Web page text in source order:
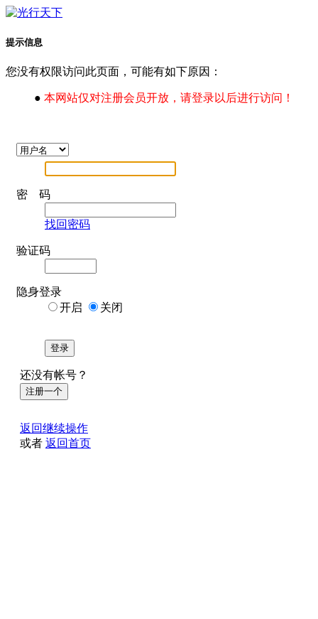
提示信息
您没有权限访问此页面，可能有如下原因：
● 本网站仅对注册会员开放，请登录以后进行访问！
密 码
找回密码
验证码
隐身登录
开启
关闭
登录
还没有帐号？
注册一个
返回继续操作
或者 返回首页